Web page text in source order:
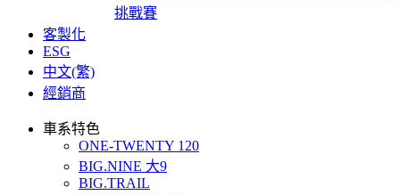
挑戰賽
客製化
ESG
中文(繁)
經銷商
車系特色
ONE-TWENTY 120
BIG.NINE 大9
BIG.TRAIL